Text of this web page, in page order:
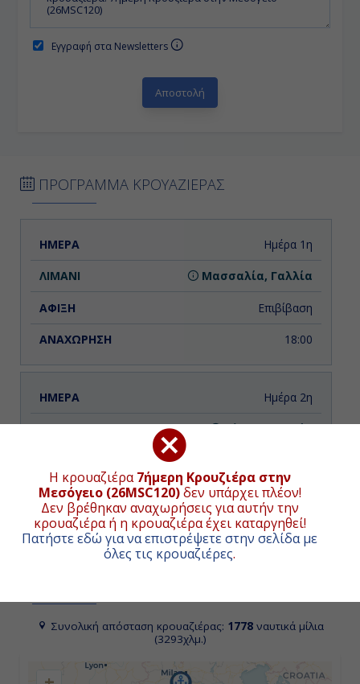
Η κρουαζιέρα7ήμερη Κρουζιέρα στην
Μεσόγειο (26MSC120)δεν υπάρχει πλέον!
Δεν βρέθηκαν αναχωρήσεις για αυτήν την
κρουαζιέρα ή η κρουαζιέρα έχει καταργηθεί!
Πατήστε εδώ για να επιστρέψετε στην σελίδα με
όλες τις κρουαζιέρες.
Εγγραφή στα Newsletters
ΠΡΟΓΡΑΜΜΑ ΚΡΟΥΑΖΙΕΡΑΣ
ΗΜΕΡΑ ΑΝΑΧΩΡΗΣΗ
Ημέρα 1η
Μασσαλία, Γαλλία
Επιβίβαση
18:00
Ημέρα 2η
Γένοβα, Ιταλία
16:00
Ημέρα 3η
Συνολική απόσταση κρουαζιέρας: 1778ναυτικά μίλια
(3293χλμ.)